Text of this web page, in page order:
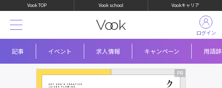
Vook TOP Vook school Vookキャリア
記事 イベント 求人情報 キャンペーン 用語
ログイン